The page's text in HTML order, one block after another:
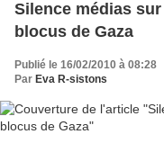
Silence médias
blocus de Gaza
Publié le 16/02/2010 à 08:28
Par Eva R-sistons